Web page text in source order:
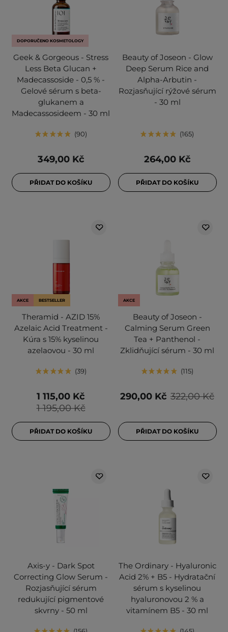
DOPORUČENO KOSMETOLOGY
Geek & Gorgeous - Stress
Less Beta Glucan +
Madecassoside - 0,5 % -
Gelové sérum s beta-
glukanem a
Madecassosideem - 30 ml
90
349,00 Kč
PŘIDAT DO KOŠÍKU
Beauty of Joseon - Glow
Deep Serum Rice and
Alpha-Arbutin -
Rozjasňující rýžové sérum
- 30 ml
165
264,00 Kč
PŘIDAT DO KOŠÍKU
AKCE BESTSELLER
Theramid - AZID 15%
Azelaic Acid Treatment -
Kúra s 15% kyselinou
azelaovou - 30 ml
39
1 195,00 Kč
1 115,00 Kč
PŘIDAT DO KOŠÍKU
AKCE
Beauty of Joseon -
Calming Serum Green
Tea + Panthenol -
Zklidňující sérum - 30 ml
115
322,00 Kč
290,00 Kč
PŘIDAT DO KOŠÍKU
Axis-y - Dark Spot
Correcting Glow Serum -
Rozjasňující sérum
redukující pigmentové
skvrny - 50 ml
The Ordinary - Hyaluronic
Acid 2% + B5 - Hydratační
sérum s kyselinou
hyaluronovou 2 % a
vitamínem B5 - 30 ml